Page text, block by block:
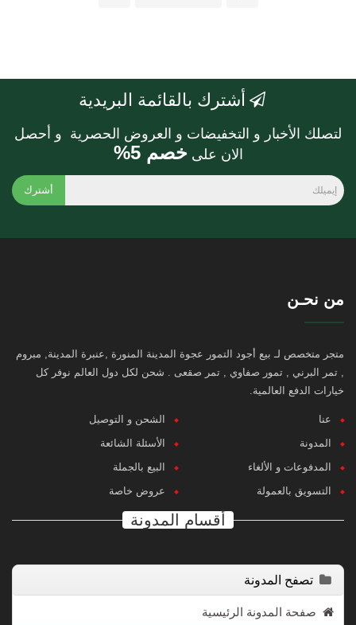
أشترك بالقائمة البريدية
لتصلك الأخبار و التخفيضات و العروض الحصرية و أحصل
الان على خصم 5%
أشترك
من نحـن
متجر متخصص لـ بيع أجود التمور عجوة المدينة المنورة ,عنبرة المدينة, مبروم
, تمر البرني , تمور صفاوي , تمر صقعى . شحن لكل دول العالم نوفر كل
خيارات الدفع العالمية.
عنا
الشحن و التوصيل
المدونة
الأسئلة الشائعة
المدفوعات و الألغاء
البيع بالجملة
التسويق بالعمولة
عروض خاصة
أقسام المدونة
تصفح المدونة
صفحة المدونة الرئيسية